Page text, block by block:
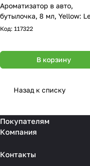
Ароматизатор в авто,
бутылочка, 8 мл, Yellow:
Код: 117322
В корзину
Назад к списку
Покупателям
Компания
Контакты